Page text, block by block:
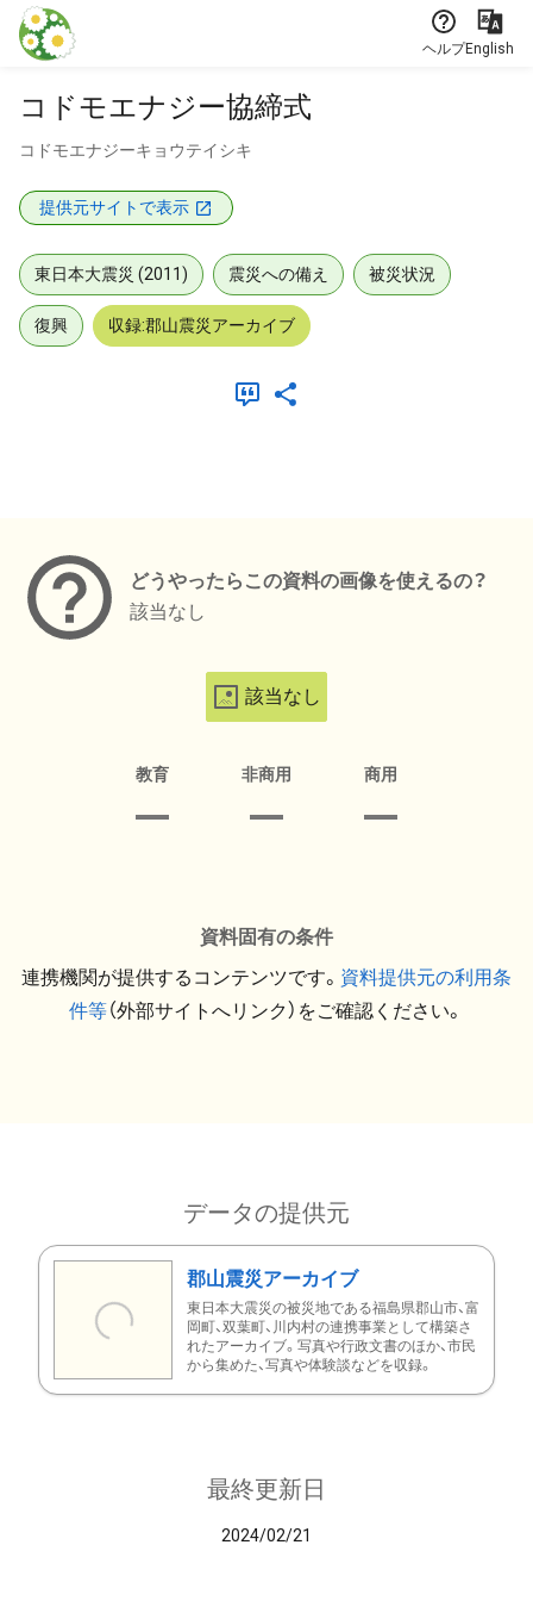
本文に飛ぶ
ヘルプEnglish
コドモエナジー協締式
コドモエナジーキョウテイシキ
提供元サイトで表示
東日本大震災 (2011) 震災への備え 被災状況
復興 収録:郡山震災アーカイブ
どうやったらこの資料の画像を使えるの？
該当なし
該当なし
教育 非商用 商用
資料固有の条件
連携機関が提供するコンテンツです。 資料提供元の利用条
件等（外部サイトへリンク）をご確認ください。
データの提供元
郡山震災アーカイブ
東日本大震災の被災地である福島県郡山市、富
岡町、双葉町、川内村の連携事業として構築さ
れたアーカイブ。写真や行政文書のほか、市民
から集めた、写真や体験談などを収録。
最終更新日
2024/02/21